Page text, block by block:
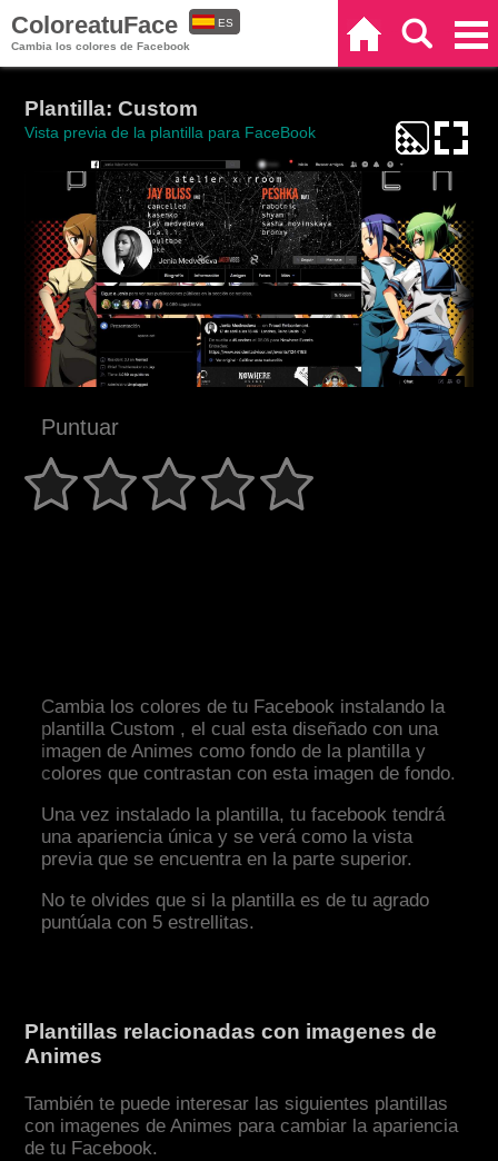
ColoreatuFace
Cambia los colores de Facebook
ES
Plantilla: Custom
Vista previa de la plantilla para FaceBook
Puntuar
Cambia los colores de tu Facebook instalando la
plantilla Custom , el cual esta diseñado con una
imagen de Animes como fondo de la plantilla y
colores que contrastan con esta imagen de fondo.
Una vez instalado la plantilla, tu facebook tendrá
una apariencia única y se verá como la vista
previa que se encuentra en la parte superior.
No te olvides que si la plantilla es de tu agrado
puntúala con 5 estrellitas.
Plantillas relacionadas con imagenes de
Animes
También te puede interesar las siguientes plantillas
con imagenes de Animes para cambiar la apariencia
de tu Facebook.